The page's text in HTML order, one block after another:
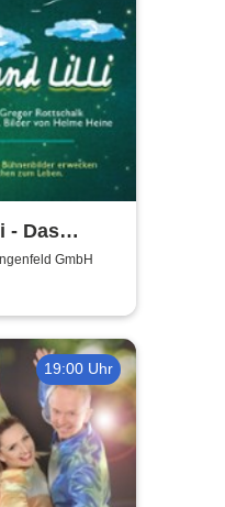
- Das
für die
GmbH
19:00 Uhr